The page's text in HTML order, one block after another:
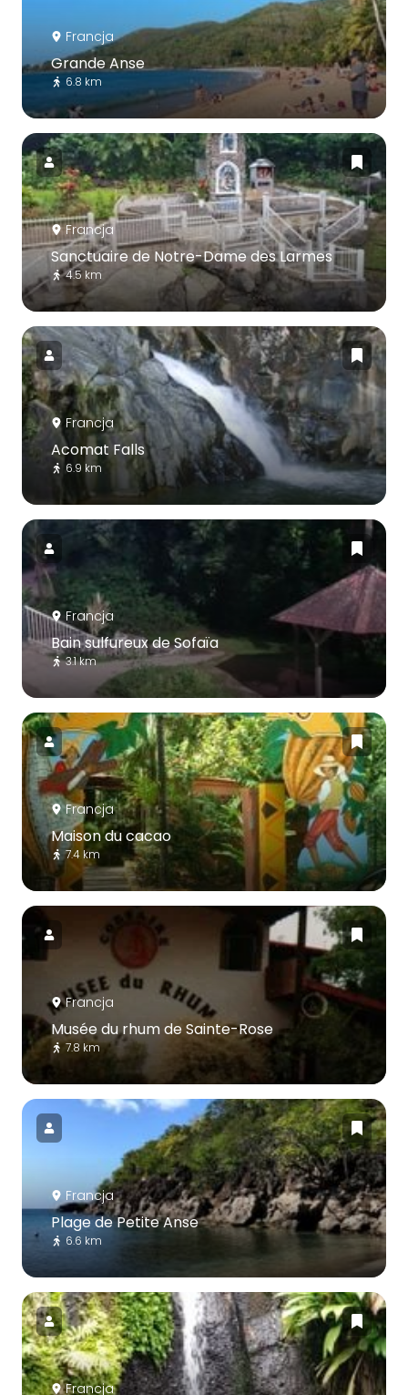
Francja
Grande Anse
6.8 km
Francja
Sanctuaire de Notre-Dame des Larmes
4.5 km
Francja
Acomat Falls
6.9 km
Francja
Bain sulfureux de Sofaïa
3.1 km
Francja
Maison du cacao
7.4 km
Francja
Musée du rhum de Sainte-Rose
7.8 km
Francja
Plage de Petite Anse
6.6 km
Francja